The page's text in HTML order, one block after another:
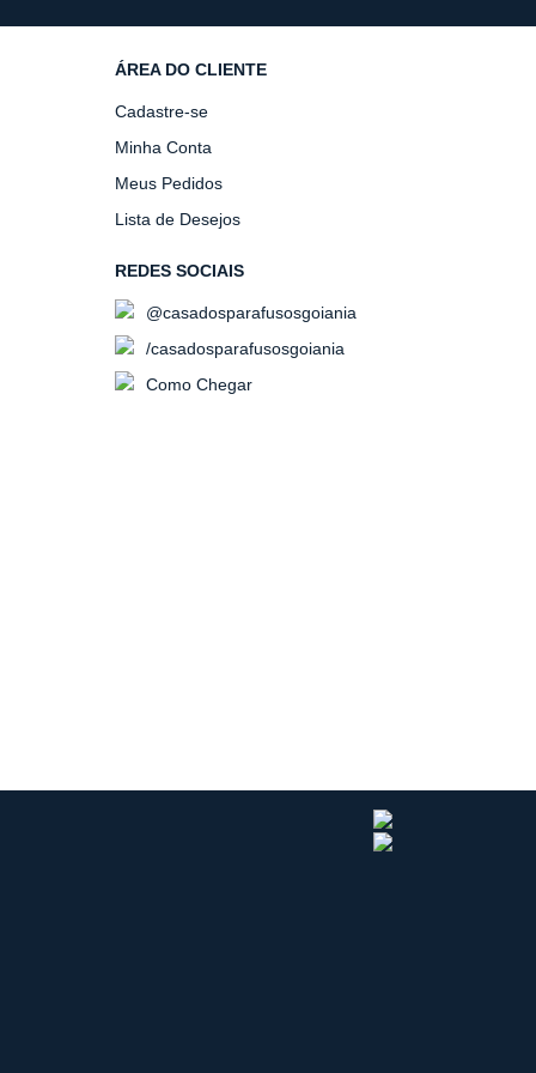
ÁREA DO CLIENTE
Cadastre-se
Minha Conta
Meus Pedidos
Lista de Desejos
REDES SOCIAIS
@casadosparafusosgoiania
/casadosparafusosgoiania
Como Chegar